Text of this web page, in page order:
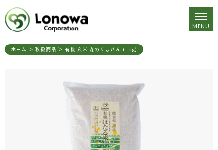
ホーム ＞ 取扱商品 ＞ 有機 玄米 森のくまさん (5kg)